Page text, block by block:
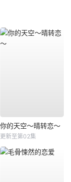
你的天空～晴转恋～
更新至第02集